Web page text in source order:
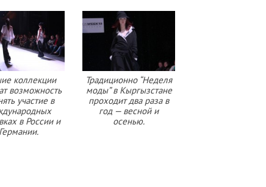
коллекции
возможность
участие в
в России и
Германии.
Традиционно “Неделя
моды” в Кыргызстане
проходит два раза в
год — весной и
осенью.